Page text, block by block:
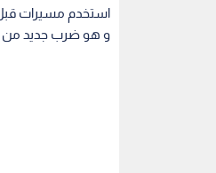
استخدم مسيرات
و هو ضرب جديد من